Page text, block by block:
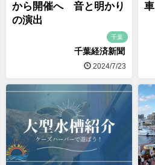
から開催へ 音と明かり
の演出
千葉
千葉経済新聞
2024/7/23